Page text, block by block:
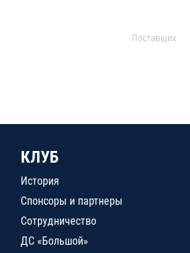
Поставщик
КЛУБ
История
Спонсоры и партнеры
Сотрудничество
ДС «Большой»